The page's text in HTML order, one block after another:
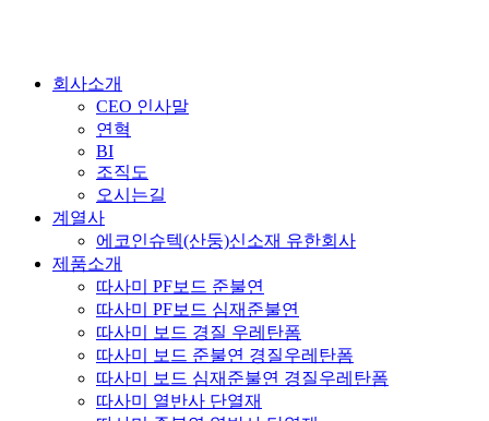
회사소개
CEO 인사말
연혁
BI
조직도
오시는길
계열사
에코인슈텍(산둥)신소재 유한회사
제품소개
따사미 PF보드 준불연
따사미 PF보드 심재준불연
따사미 보드 경질 우레탄폼
따사미 보드 준불연 경질우레탄폼
따사미 보드 심재준불연 경질우레탄폼
따사미 열반사 단열재